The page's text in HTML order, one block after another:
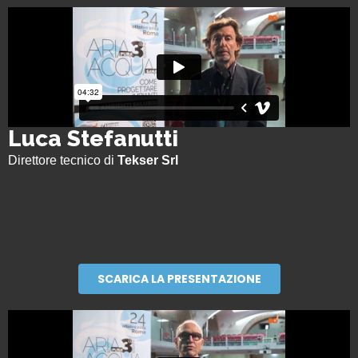
Luca Stefanutti
Direttore tecnico di Tekser Srl
SCARICA LA PRESENTAZIONE